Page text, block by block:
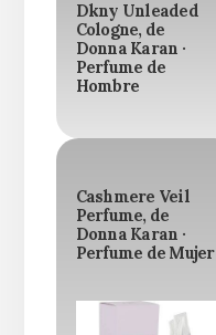
Dkny Unleaded
Cologne, de
Donna Karan ·
Perfume de
Hombre
Cashmere Veil
Perfume, de
Donna Karan ·
Perfume de Mujer